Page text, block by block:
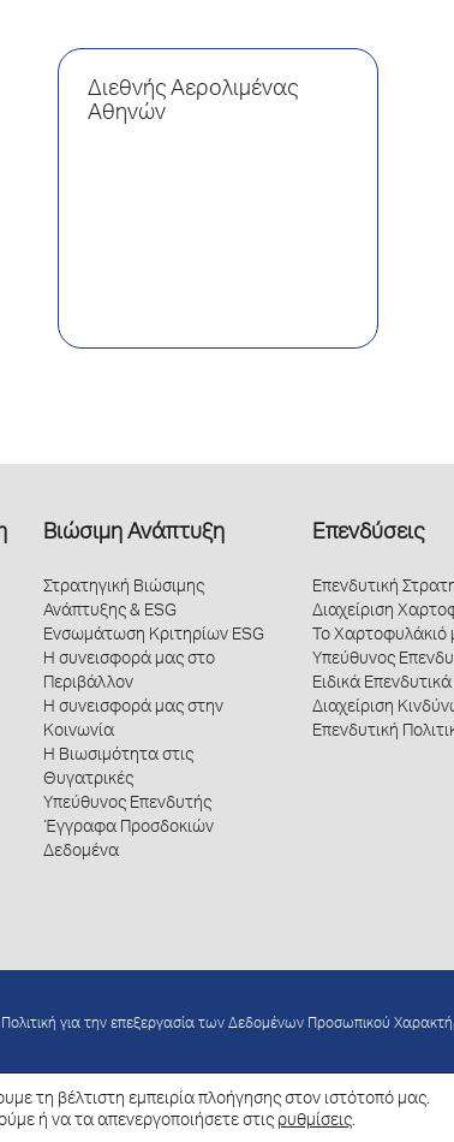
Διεθνής Αερολιμένας
Αθηνών
Βιώσιμη Ανάπτυξη
Στρατηγική Βιώσιμης
Ανάπτυξης & ESG
Ενσωμάτωση Κριτηρίων ESG
Η συνεισφορά μας στο
Περιβάλλον
Η συνεισφορά μας στην
Κοινωνία
Η Βιωσιμότητα στις
Θυγατρικές
Υπεύθυνος Επενδυτής
Έγγραφα Προσδοκιών
Δεδομένα
Επενδύσεις
Επενδυτική
Διαχείριση
Το Χαρτοφυλάκιό
Υπεύθυνος
Ειδικά
Διαχείριση
Επενδυτική
Πολιτική για την επεξεργασία των Δεδομένων Προσωπικού
τη βέλτιστη εμπειρία πλοήγησης στον ιστότοπό μας.
ή να τα απενεργοποιήσετε στις ρυθμίσεις.